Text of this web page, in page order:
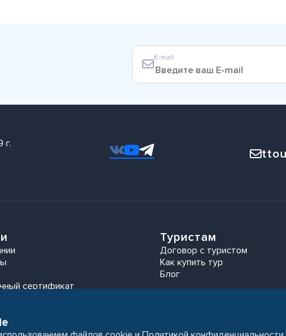
E-mail
г.
сертификат
Туристам
Договор с туристом
Как купить тур
Блог